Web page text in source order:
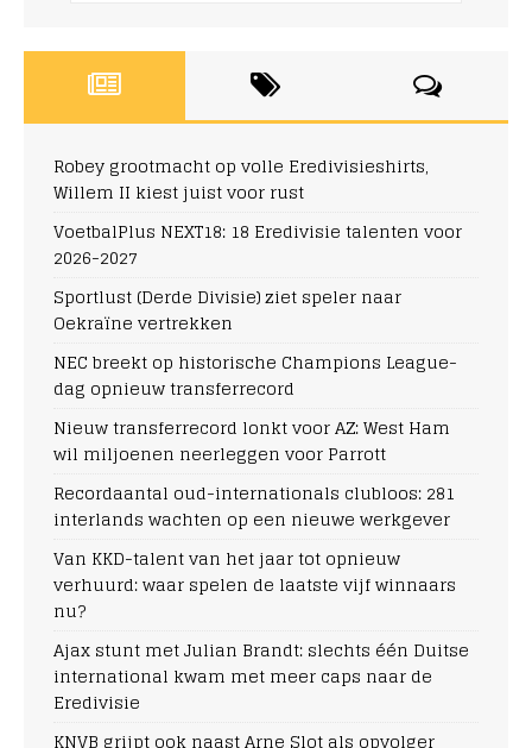
Robey grootmacht op volle Eredivisieshirts,
Willem II kiest juist voor rust
VoetbalPlus NEXT18: 18 Eredivisie talenten voor
2026-2027
Sportlust (Derde Divisie) ziet speler naar
Oekraïne vertrekken
NEC breekt op historische Champions League-
dag opnieuw transferrecord
Nieuw transferrecord lonkt voor AZ: West Ham
wil miljoenen neerleggen voor Parrott
Recordaantal oud-internationals clubloos: 281
interlands wachten op een nieuwe werkgever
Van KKD-talent van het jaar tot opnieuw
verhuurd: waar spelen de laatste vijf winnaars
nu?
Ajax stunt met Julian Brandt: slechts één Duitse
international kwam met meer caps naar de
Eredivisie
KNVB grijpt ook naast Arne Slot als opvolger